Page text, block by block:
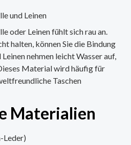
und Leinen
oder Leinen fühlt sich rau an.
halten, können Sie die Bindung
nehmen leicht Wasser auf,
Material wird häufig für
Taschen
Materialien
Leder)